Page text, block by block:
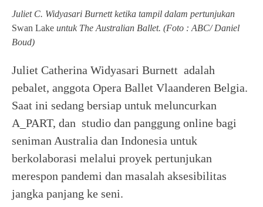
Juliet C. Widyasari Burnett ketika tampil dalam pertunjukan
Swan Lake untuk The Australian Ballet. (Foto : ABC/ Daniel
Boud)
Juliet Catherina Widyasari Burnett adalah
pebalet, anggota Opera Ballet Vlaanderen Belgia.
Saat ini sedang bersiap untuk meluncurkan
A_PART, dan studio dan panggung online bagi
seniman Australia dan Indonesia untuk
berkolaborasi melalui proyek pertunjukan
merespon pandemi dan masalah aksesibilitas
jangka panjang ke seni.